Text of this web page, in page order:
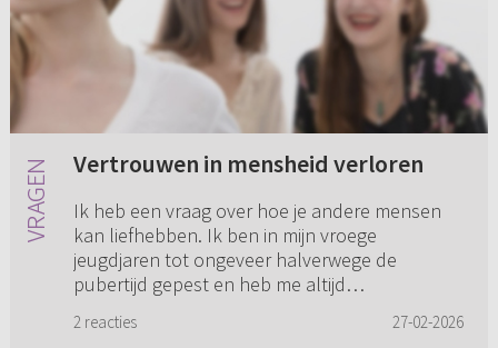
Vertrouwen in mensheid verloren
Ik heb een vraag over hoe je andere mensen
kan liefhebben. Ik ben in mijn vroege
jeugdjaren tot ongeveer halverwege de
pubertijd gepest en heb me altijd
daardo...
2 reacties 27-02-2026